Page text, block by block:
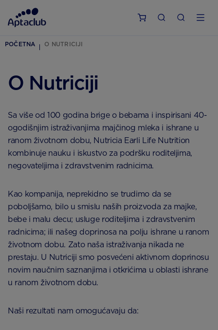
POČETNA O NUTRICIJI
O Nutriciji
Sa više od 100 godina brige o bebama i inspirisani 40-
ogodišnjim istraživanjima majčinog mleka i ishrane u
ranom životnom dobu, Nutricia Earli Life Nutrition
kombinuje nauku i iskustvo za podršku roditeljima,
negovateljima i zdravstvenim radnicima.
Kao kompanija, neprekidno se trudimo da se
poboljšamo, bilo u smislu naših proizvoda za majke,
bebe i malu decu; usluge roditeljima i zdravstvenim
radnicima; ili našeg doprinosa na polju ishrane u ranom
životnom dobu. Zato naša istraživanja nikada ne
prestaju. U Nutriciji smo posvećeni aktivnom doprinosu
novim naučnim saznanjima i otkrićima u oblasti ishrane
u ranom životnom dobu.
Naši rezultati nam omogućavaju da: